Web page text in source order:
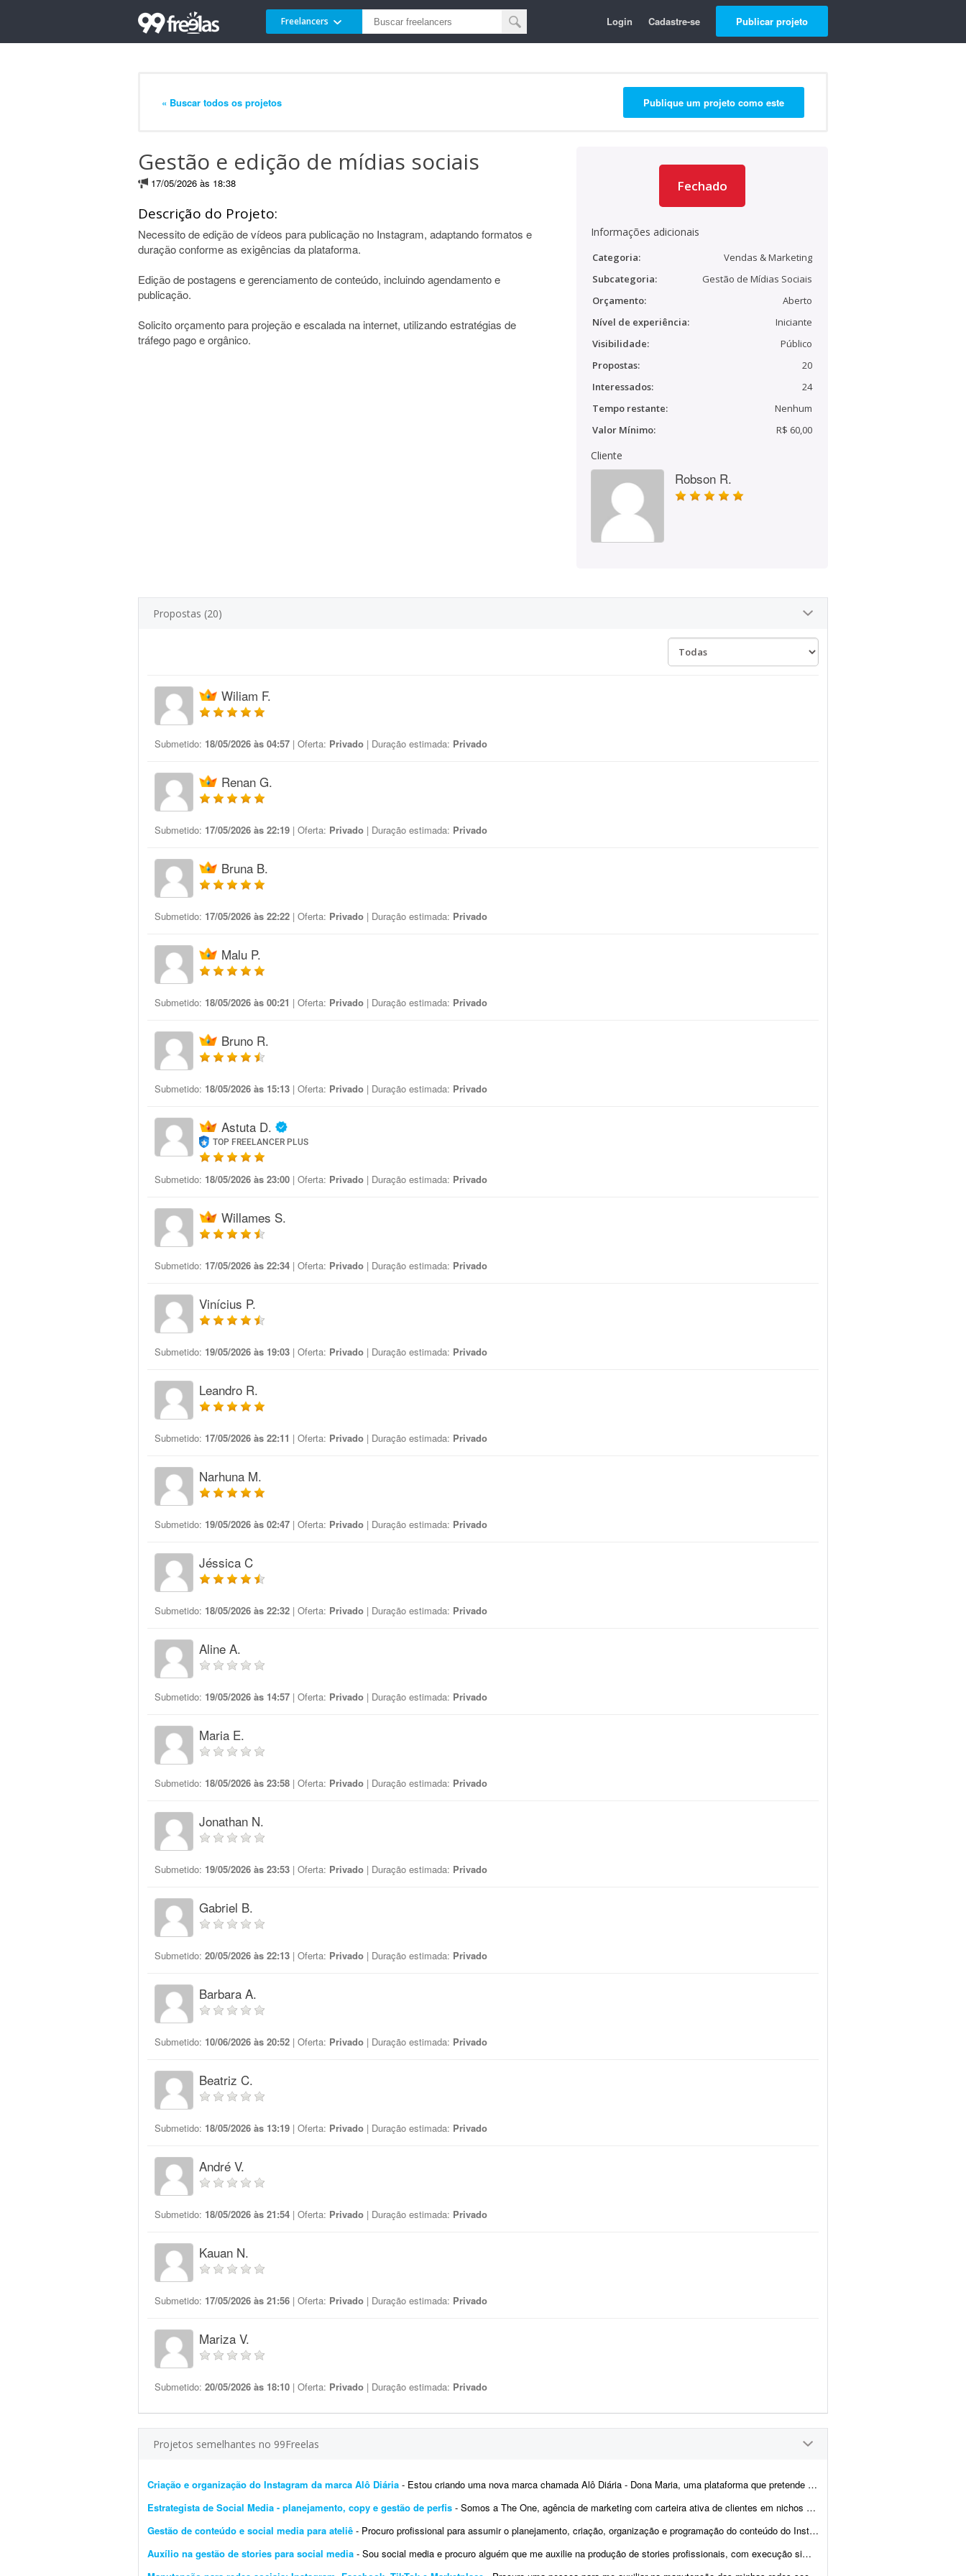
Freelancers Login Cadastre-se Publicar projeto
« Buscar todos os projetos Publique um projeto como este
Gestão e edição de mídias sociais
17/05/2026 às 18:38
Descrição do Projeto:
Necessito de edição de vídeos para publicação no Instagram, adaptando formatos e
duração conforme as exigências da plataforma.
Edição de postagens e gerenciamento de conteúdo, incluindo agendamento e
publicação.
Solicito orçamento para projeção e escalada na internet, utilizando estratégias de
tráfego pago e orgânico.
Fechado
Informações adicionais
Categoria:
Vendas & Marketing
Subcategoria:
Gestão de Mídias Sociais
Orçamento:
Aberto
Nível de experiência:
Iniciante
Visibilidade:
Público
Propostas:
20
Interessados:
24
Tempo restante:
Nenhum
Valor Mínimo:
R$ 60,00
Cliente
Robson R.
Propostas (20)
Wiliam F.
Submetido: 18/05/2026 às 04:57 | Oferta: Privado | Duração estimada: Privado
Renan G.
Submetido: 17/05/2026 às 22:19 | Oferta: Privado | Duração estimada: Privado
Bruna B.
Submetido: 17/05/2026 às 22:22 | Oferta: Privado | Duração estimada: Privado
Malu P.
Submetido: 18/05/2026 às 00:21 | Oferta: Privado | Duração estimada: Privado
Bruno R.
Submetido: 18/05/2026 às 15:13 | Oferta: Privado | Duração estimada: Privado
Astuta D.
TOP FREELANCER PLUS
Submetido: 18/05/2026 às 23:00 | Oferta: Privado | Duração estimada: Privado
Willames S.
Submetido: 17/05/2026 às 22:34 | Oferta: Privado | Duração estimada: Privado
Vinícius P.
Submetido: 19/05/2026 às 19:03 | Oferta: Privado | Duração estimada: Privado
Leandro R.
Submetido: 17/05/2026 às 22:11 | Oferta: Privado | Duração estimada: Privado
Narhuna M.
Submetido: 19/05/2026 às 02:47 | Oferta: Privado | Duração estimada: Privado
Jéssica C
Submetido: 18/05/2026 às 22:32 | Oferta: Privado | Duração estimada: Privado
Aline A.
Submetido: 19/05/2026 às 14:57 | Oferta: Privado | Duração estimada: Privado
Maria E.
Submetido: 18/05/2026 às 23:58 | Oferta: Privado | Duração estimada: Privado
Jonathan N.
Submetido: 19/05/2026 às 23:53 | Oferta: Privado | Duração estimada: Privado
Gabriel B.
Submetido: 20/05/2026 às 22:13 | Oferta: Privado | Duração estimada: Privado
Barbara A.
Submetido: 10/06/2026 às 20:52 | Oferta: Privado | Duração estimada: Privado
Beatriz C.
Submetido: 18/05/2026 às 13:19 | Oferta: Privado | Duração estimada: Privado
André V.
Submetido: 18/05/2026 às 21:54 | Oferta: Privado | Duração estimada: Privado
Kauan N.
Submetido: 17/05/2026 às 21:56 | Oferta: Privado | Duração estimada: Privado
Mariza V.
Submetido: 20/05/2026 às 18:10 | Oferta: Privado | Duração estimada: Privado
Projetos semelhantes no 99Freelas
Criação e organização do Instagram da marca Alô Diária - Estou criando uma nova marca chamada Alô Diária - Dona Maria, uma plataforma que pretende conectar pessoas que precisam de serviços com pessoas que querem trabalhar, fazer renda...
Estrategista de Social Media - planejamento, copy e gestão de perfis - Somos a The One, agência de marketing com carteira ativa de clientes em nichos variados (saúde, seguros, moda, fitness e educação esportiva). Estamos abrindo uma vaga de ...
Gestão de conteúdo e social media para ateliê - Procuro profissional para assumir o planejamento, criação, organização e programação do conteúdo do Instagram do Ateliê Questa Cerâmica,...
Auxílio na gestão de stories para social media - Sou social media e procuro alguém que me auxilie na produção de stories profissionais, com execução simples e sem muita elaboração. - Criaç&...